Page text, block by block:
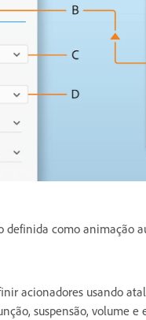
definida como animação
acionadores usando
suspensão, volume